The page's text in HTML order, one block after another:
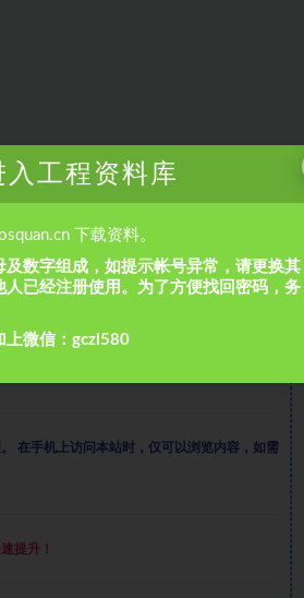
在手机上访问本站时，仅可以浏览内容，如需
提升！
入工程资料库
下载资料。
数字组成，如提示帐号异常，请更换其
已经注册使用。为了方便找回密码，务
上微信：gczl580